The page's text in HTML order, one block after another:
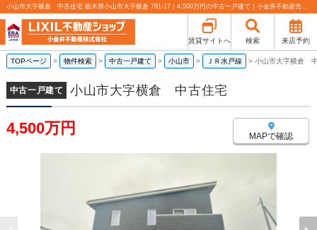
小山市大字横倉 中古住宅 栃木県小山市大字横倉 791-17｜4,500万円の中古一戸建て｜小金井不動産売買部 小山城東店
賃貸サイトへ 検索 来店予約
TOPページ > 物件検索 > 中古一戸建て > 小山市 > ＪＲ水戸線 > 小山市大字横倉
中古一戸建て 小山市大字横倉 中古住宅
4,500万円 MAPで確認